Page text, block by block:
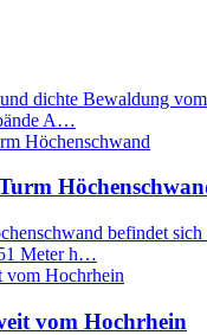
dichte Bewaldung
A…
befindet sich
Meter h…
vom Hochrhein